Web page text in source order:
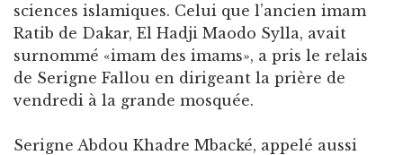
sciences islamiques. Celui que l’ancien imam
Ratib de Dakar, El Hadji Maodo Sylla, avait
surnommé «imam des imams», a pris le relais
de Serigne Fallou en dirigeant la prière de
vendredi à la grande mosquée.
Serigne Abdou Khadre Mbacké, appelé aussi